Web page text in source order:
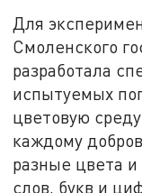
Для
Смоленского
разработала
испытуемых
цветовую
каждому
разные цвета
слов, букв и